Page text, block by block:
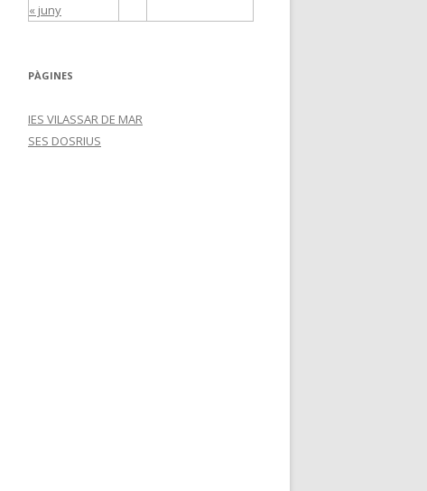
« juny
PÀGINES
IES VILASSAR DE MAR
SES DOSRIUS